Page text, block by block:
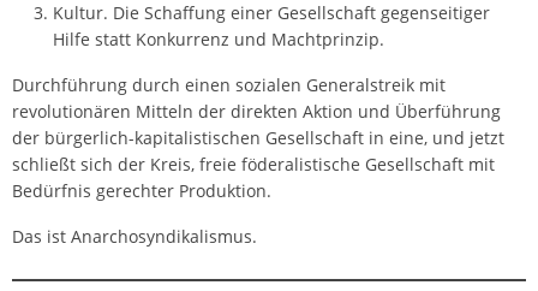
Kultur. Die Schaffung einer Gesellschaft gegenseitiger
Hilfe statt Konkurrenz und Machtprinzip.
Durchführung durch einen sozialen Generalstreik mit
revolutionären Mitteln der direkten Aktion und Überführung
der bürgerlich-kapitalistischen Gesellschaft in eine, und jetzt
schließt sich der Kreis, freie föderalistische Gesellschaft mit
Bedürfnis gerechter Produktion.
Das ist Anarchosyndikalismus.